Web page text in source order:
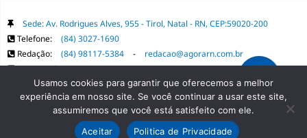
Sede: Av. Rodrigues Alves, 955 - Tirol, Natal - RN, CEP:59020-200
Telefone:
(84) 3027-1690
Redação:
(84) 98117-5384 -
redacao@agorarn.com.br
Comercial: (84) 98117-1718 - publica@agorarn.com.br
Copyright Grupo Agora RN. Todos os direitos reservados. É proibida a
reprodução do conteúdo desta página em qualquer meio de comunicação,
eletrônico ou impresso, sem autorização prévia.
Usamos cookies para garantir que oferecemos a melhor
experiência em nosso site. Se você continuar a usar este site,
assumiremos que você está satisfeito com ele.
Aceitar
Politica de Privacidade